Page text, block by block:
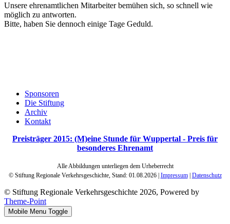
Unsere ehrenamtlichen Mitarbeiter bemühen sich, so schnell wie
möglich zu antworten.
Bitte, haben Sie dennoch einige Tage Geduld.
Sponsoren
Die Stiftung
Archiv
Kontakt
Preisträger 2015: (M)eine Stunde für Wuppertal - Preis für
besonderes Ehrenamt
Alle Abbildungen unterliegen dem Urheberrecht
© Stiftung Regionale Verkehrsgeschichte, Stand: 01.08.2026 | Impressum| Datenschutz
© Stiftung Regionale Verkehrsgeschichte 2026, Powered by
Theme-Point
Mobile Menu Toggle